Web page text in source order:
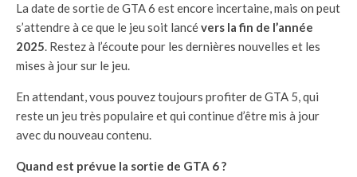
La date de sortie de GTA 6 est encore incertaine, mais on peut
s’attendre à ce que le jeu soit lancévers la fin de l’année
2025. Restez à l’écoute pour les dernières nouvelles et les
mises à jour sur le jeu.
En attendant, vous pouvez toujours profiter de GTA 5, qui
reste un jeu très populaire et qui continue d’être mis à jour
avec du nouveau contenu.
Quand est prévue la sortie de GTA 6 ?